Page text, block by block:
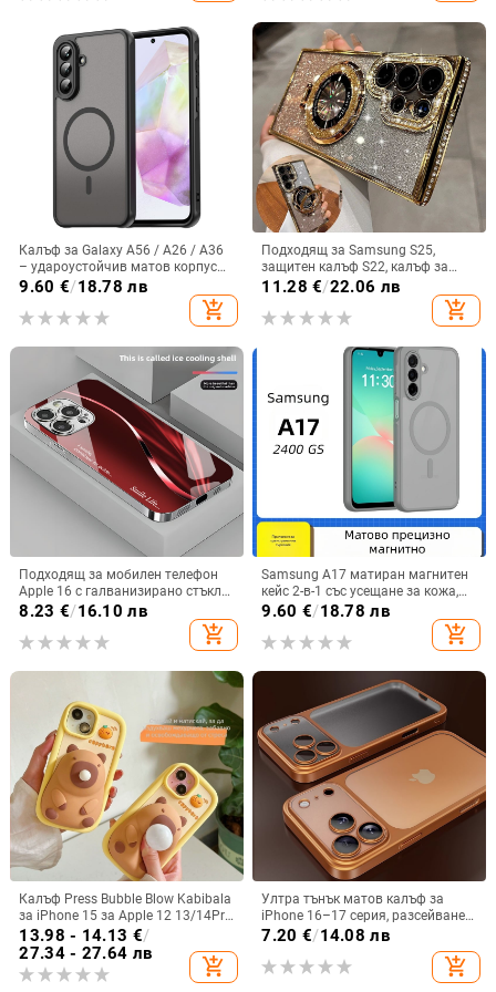
Калъф за Galaxy A56 / A26 / A36
– удароустойчив матов корпус
от PC+TPU с текстура на кожа
9.60 €/18.78 лв
add_shopping_cart
Подходящ за Samsung S25,
защитен калъф S22, калъф за
мобилен телефон Edge Drill, S24,
прозрачен магнитен държач със
стрази A56, брокат против
11.28 €/22.06 лв
add_shopping_cart
Подходящ за мобилен телефон
Apple 16 с галванизирано стъкло
и ослепителна течаща светлина,
семпъл iPhone 17 Pro, модерен и
лек луксозен 14 Plus.
8.23 €/16.10 лв
add_shopping_cart
Samsung A17 матиран магнитен
кейс 2-в-1 със усещане за кожа,
удароустойчива обвивка от
червено, лилаво, синьо, черно
9.60 €/18.78 лв
add_shopping_cart
Калъф Press Bubble Blow Kabibala
за iPhone 15 за Apple 12 13/14Pro
Max, устойчив на изпускане 11
13.98 - 14.13 €/
27.34 - 27.64 лв
add_shopping_cart
Ултра тънък матов калъф за
iPhone 16–17 серия, разсейване
на топлината, пълно покритие,
удароустойчив и устойчив на
отпечатъци
7.20 €/14.08 лв
add_shopping_cart